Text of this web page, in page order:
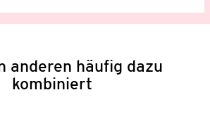
anderen häufig dazu
kombiniert